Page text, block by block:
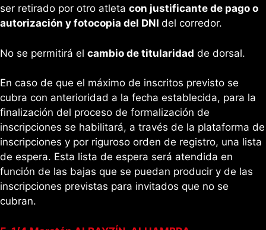
ser retirado por otro atleta con justificante de pago o
autorización y fotocopia del DNI del corredor.
No se permitirá el cambio de titularidad de dorsal.
En caso de que el máximo de inscritos previsto se
cubra con anterioridad a la fecha establecida, para la
finalización del proceso de formalización de
inscripciones se habilitará, a través de la plataforma de
inscripciones y por riguroso orden de registro, una lista
de espera. Esta lista de espera será atendida en
función de las bajas que se puedan producir y de las
inscripciones previstas para invitados que no se
cubran.